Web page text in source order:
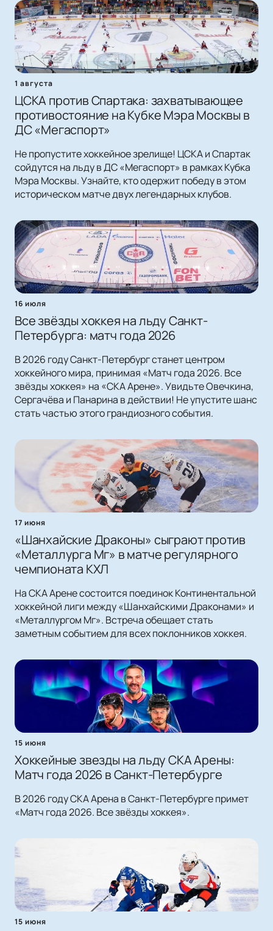
1 августа
ЦСКА против Спартака: захватывающее
противостояние на Кубке Мэра Москвы в
ДС «Мегаспорт»
Не пропустите хоккейное зрелище! ЦСКА и Спартак
сойдутся на льду в ДС «Мегаспорт» в рамках Кубка
Мэра Москвы. Узнайте, кто одержит победу в этом
историческом матче двух легендарных клубов.
16 июля
Все звёзды хоккея на льду Санкт-
Петербурга: матч года 2026
В 2026 году Санкт-Петербург станет центром
хоккейного мира, принимая «Матч года 2026. Все
звёзды хоккея» на «СКА Арене». Увидьте Овечкина,
Сергачёва и Панарина в действии! Не упустите шанс
стать частью этого грандиозного события.
17 июня
«Шанхайские Драконы» сыграют против
«Металлурга Мг» в матче регулярного
чемпионата КХЛ
На СКА Арене состоится поединок Континентальной
хоккейной лиги между «Шанхайскими Драконами» и
«Металлургом Мг». Встреча обещает стать
заметным событием для всех поклонников хоккея.
15 июня
Хоккейные звезды на льду СКА Арены:
Матч года 2026 в Санкт-Петербурге
В 2026 году СКА Арена в Санкт-Петербурге примет
«Матч года 2026. Все звёзды хоккея».
15 июня